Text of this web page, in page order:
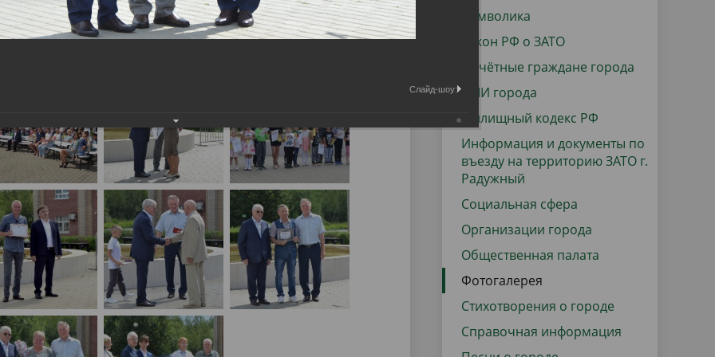
Технопарковая зона
Городская среда
данных
закупки Муниципальный контроль
Региональный контроль
Поддержка малого и среднего
предпринимательства
Символика
Закон РФ о ЗАТО
Почётные граждане города
СМИ города
Жилищный кодекс РФ
Информация и документы по
въезду на территорию ЗАТО г.
Радужный
Социальная сфера
Организации города
Общественная палата
Фотогалерея
Стихотворения о городе
Справочная информация
Слайд-шоу: